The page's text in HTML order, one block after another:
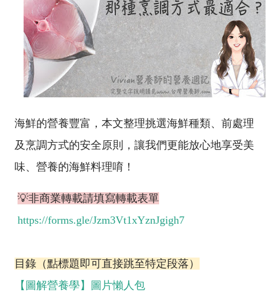
海鮮的營養豐富，本文整理挑選海鮮種類、前處理
及烹調方式的安全原則，讓我們更能放心地享受美
味、營養的海鮮料理唷！
💡非商業轉載請填寫轉載表單
https://forms.gle/Jzm3Vt1xYznJgigh7
目錄（點標題即可直接跳至特定段落）
【圖解營養學】圖片懶人包